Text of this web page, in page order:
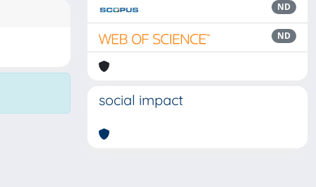
ND
ND
social impact